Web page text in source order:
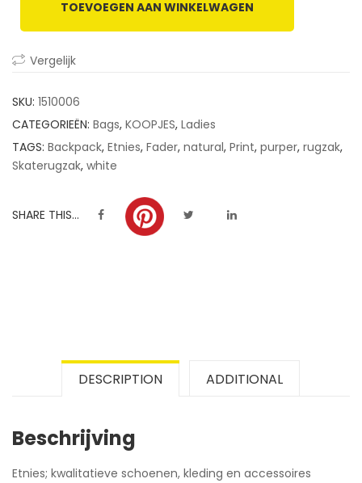
customer
ratings
TOEVOEGEN AAN WINKELWAGEN
Vergelijk
SKU: 1510006
CATEGORIEËN: Bags, KOOPJES, Ladies
TAGS: Backpack, Etnies, Fader, natural, Print, purper, rugzak,
Skaterugzak, white
SHARE THIS...
DESCRIPTION ADDITIONAL
Beschrijving
Etnies; kwalitatieve schoenen, kleding en accessoires